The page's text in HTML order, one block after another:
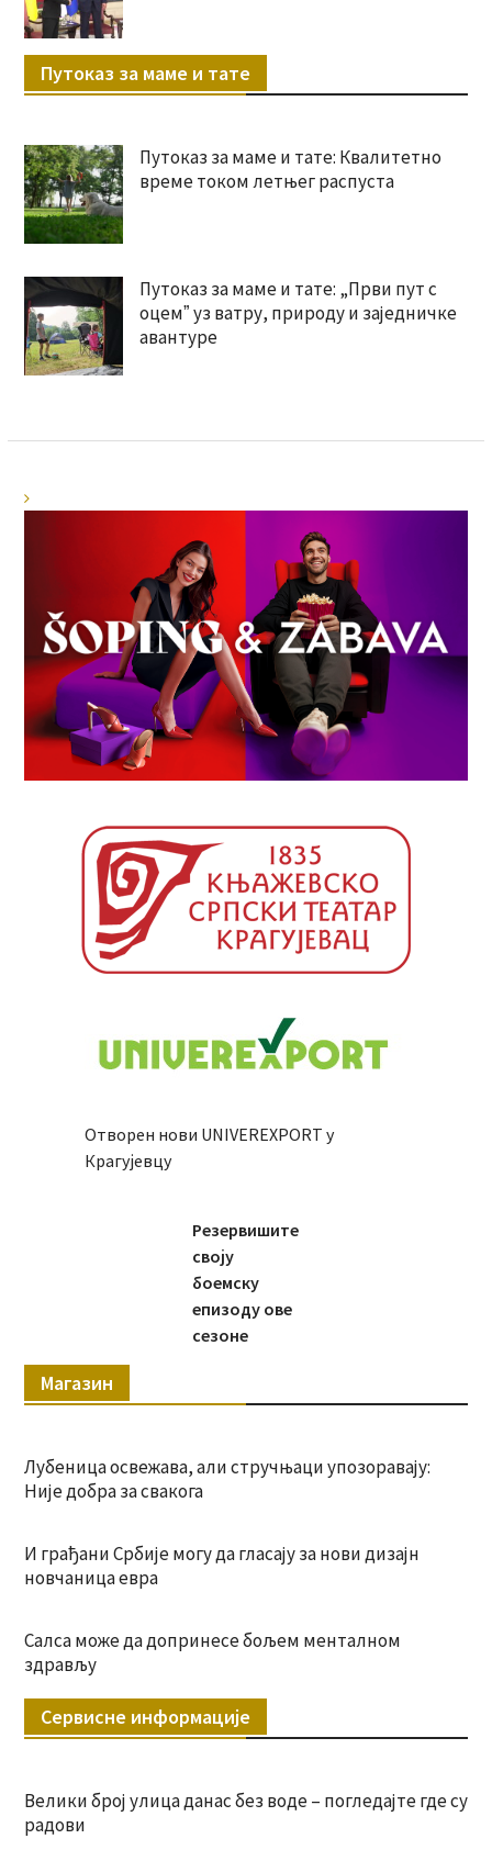
Путоказ за маме и тате
Путоказ за маме и тате: Квалитетно
време током летњег распуста
Путоказ за маме и тате: „Први пут с
оцемˮ уз ватру, природу и заједничке
авантуре
Отворен нови UNIVEREXPORT у
Крагујевцу
Резервишите
своју
боемску
епизоду ове
сезоне
Магазин
Лубеница освежава, али стручњаци упозоравају:
Није добра за свакога
И грађани Србије могу да гласају за нови дизајн
новчаница евра
Салса може да допринесе бољем менталном
здрављу
Сервисне информације
Велики број улица данас без воде – погледајте где су
радови